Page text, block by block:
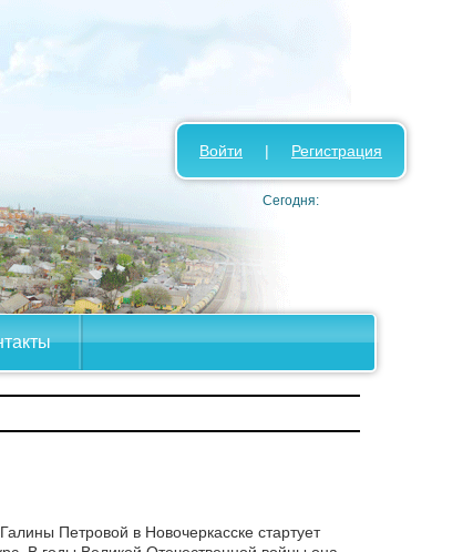
Войти | Регистрация
Сегодня:
Петровой в Новочеркасске стартует